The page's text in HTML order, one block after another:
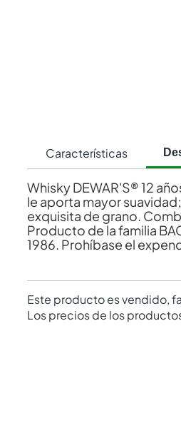
Características
Whisky DEWAR'S® 12
le aporta mayor
exquisita de grano.
Producto de la familia
1986. Prohíbase el
Este producto es vendido,
Los precios de los